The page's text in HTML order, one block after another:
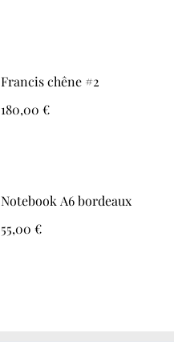
Francis chêne #2
180,00 €
Notebook A6 bordeaux
55,00 €